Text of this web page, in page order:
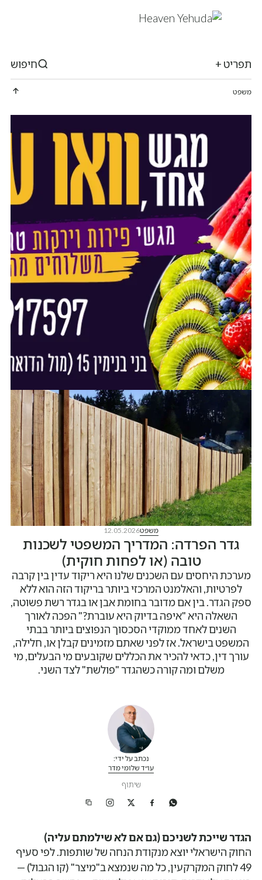
תפריט + חיפוש
משפט
משפט12.05.2026
גדר הפרדה: המדריך המשפטי לשכנות
טובה (או לפחות חוקית)
מערכת היחסים עם השכנים שלנו היא ריקוד עדין בין קרבה
לפרטיות, והאלמנט המרכזי ביותר בריקוד הזה הוא ללא
ספק הגדר. בין אם מדובר בחומת אבן או בגדר רשת פשוטה,
השאלה היא "איפה בדיוק היא עוברת?" הפכה לאורך
השנים לאחד ממוקדי הסכסוך הנפוצים ביותר בבתי
המשפט בישראל. אז לפני שאתם מזמינים קבלן או, חלילה,
עורך דין, כדאי להכיר את הכללים שקובעים מי הבעלים, מי
משלם ומה קורה כשהגדר "פולשת" לצד השני.
נכתב על ידי:
עו״ד שלומי מדר
שיתוף
הגדר שייכת לשניכם (גם אם לא שילמתם עליה)
החוק הישראלי יוצא מנקודת הנחה של שותפות. לפי סעיף
49 לחוק המקרקעין, כל מה שנמצא ב"מיצר" (קו הגבול) —